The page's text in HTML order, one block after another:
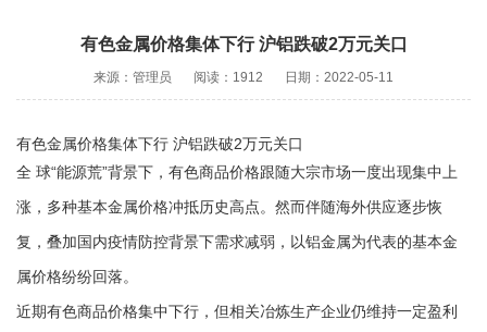
有色金属价格集体下行 沪铝跌破2万元关口
来源：管理员 阅读：1912 日期：2022-05-11
有色金属价格集体下行 沪铝跌破2万元关口
全 球“能源荒”背景下，有色商品价格跟随大宗市场一度出现集中上
涨，多种基本金属价格冲抵历史高点。然而伴随海外供应逐步恢
复，叠加国内疫情防控背景下需求减弱，以铝金属为代表的基本金
属价格纷纷回落。
近期有色商品价格集中下行，但相关冶炼生产企业仍维持一定盈利